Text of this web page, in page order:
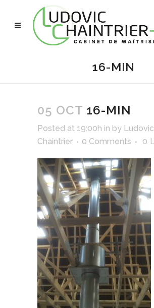
16-MIN
05 OCT 16-MIN
Posted at 19:00h in by Ludovic
Chaintrier
0 Comments 0